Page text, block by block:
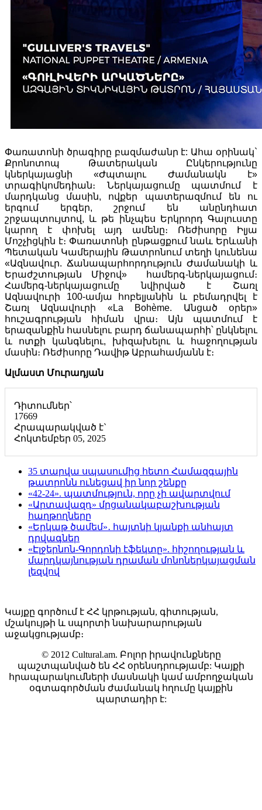
Փառատոնի ծրագիրը բազմաժանր է: Ահա օրինակ`
Քրոնոտոպ Թատերական Ընկերությունը
կներկայացնի «Ժպտալու Ժամանակն է»
տրագիկոմեդիան։ Ներկայացումը պատմում է
մարդկանց մասին, ովքեր պատերազմում են ու
երգում երգեր, շրջում են անընդհատ
շրջապտույտով, և թե ինչպես Երկրորդ Գալուստը
կարող է փոխել այդ ամենը։ Ռեժիսորը Իլյա
Մոշչիցկին է։ Փառատոնի ընթացքում նաև Երևանի
Պետական Կամերային Թատրոնում տեղի կունենա
«Ազնավուր. Ճանապարհորդություն Ժամանակի և
Երաժշտության Միջով» համերգ-ներկայացում։
Համերգ-ներկայացումը նվիրված է Շառլ
Ազնավուրի 100-ամյա հոբելյանին և բեմադրվել է
Շառլ Ազնավուրի «La Bohème. Անցած օրեր»
հուշագրության հիման վրա։ Այն պատմում է
երազանքին հասնելու բարդ ճանապարհի՝ ընկնելու
և ոտքի կանգնելու, խիզախելու և հաջողության
մասին։ Ռեժիսորը Դավիթ Աբրահամյանն է։
Ալմաստ Մուրադյան
Դիտումներ՝
17669
Հրապարակված է`
Հոկտեմբեր 05, 2025
35 տարվա սպասումից հետո Համազգային
թատրոնն ունեցավ իր նոր շենքը
«42-24». պատմություն, որը չի ավարտվում
«Արտավազդ» մրցանակաբաշխության
հաղթողները
«Երկաթ ծամեմ»․ հայտնի կյանքի անհայտ
դրվագներ
«Էլջերնոն-Գորդոնի էֆեկտը». հիշողության և
մարդկայնության դրաման մոնոներկայացման
լեզվով
Կայքը գործում է ՀՀ կրթության, գիտության,
մշակույթի և սպորտի նախարարության
աջակցությամբ։
© 2012 Cultural.am. Բոլոր իրավունքները
պաշտպանված են ՀՀ օրենսդրությամբ: Կայքի
հրապարակումների մասնակի կամ ամբողջական
օգտագործման ժամանակ հղումը կայքին
պարտադիր է: